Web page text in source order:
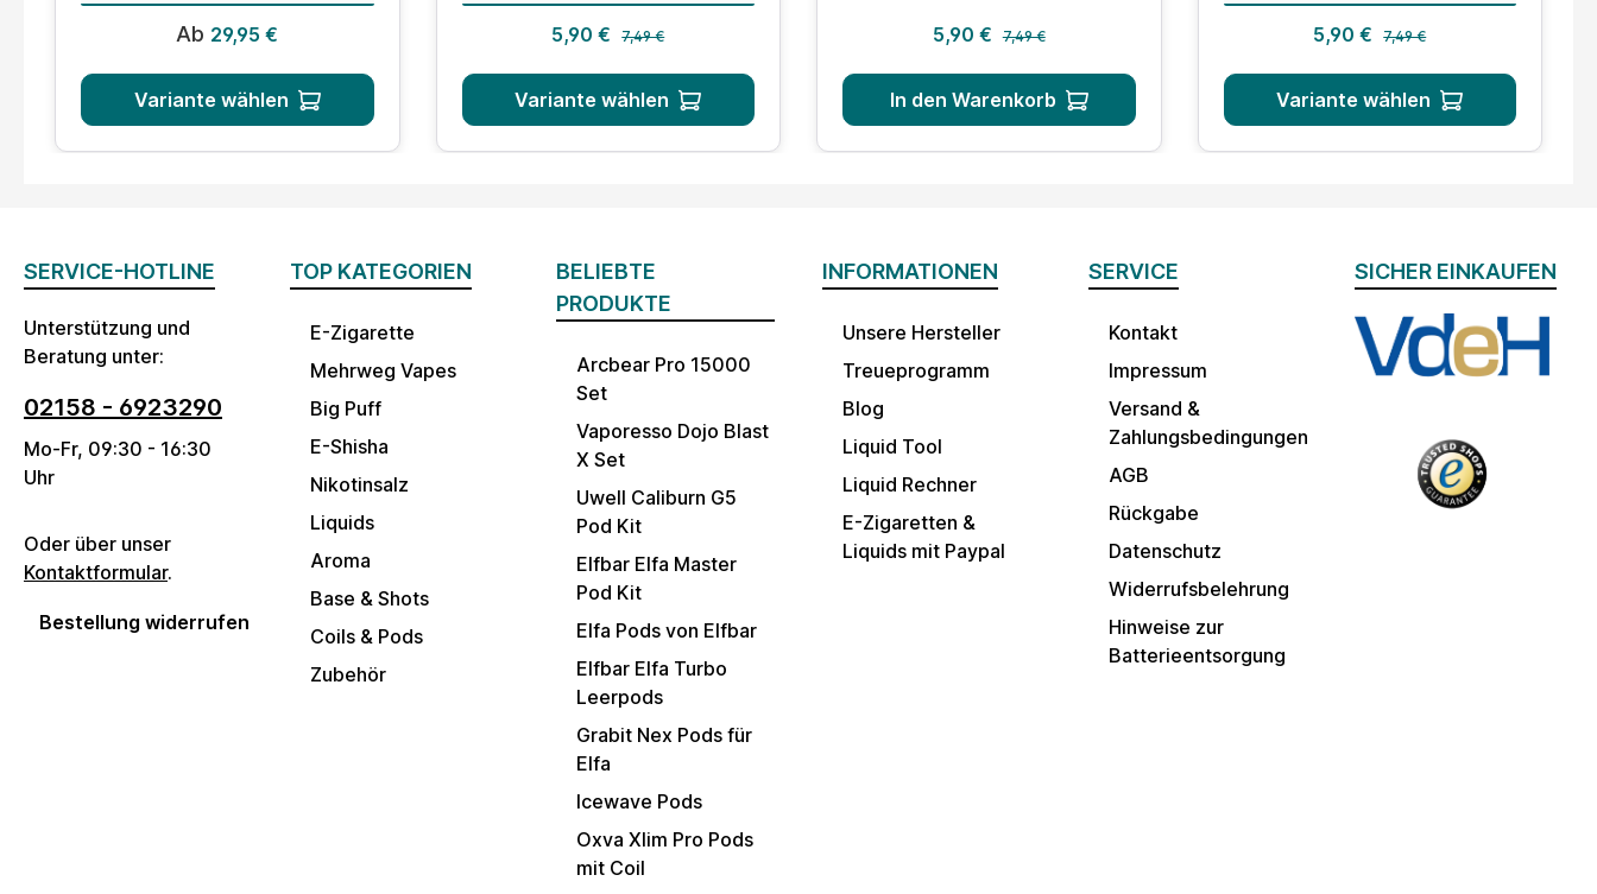
Regulärer Preis:
Ab 29,95 €
Variante wählen
Verkaufspreis:
5,90 € Regulärer Preis:
7,49 €
Variante wählen
Verkaufspreis:
5,90 € Regulärer Preis:
7,49 €
In den Warenkorb
Verkaufspreis:
5,90 € Regulärer Preis:
7,49 €
Variante wählen
SERVICE-HOTLINE
Unterstützung und
Beratung unter:
02158 - 6923290
Mo-Fr, 09:30 - 16:30
Uhr
Oder über unser
Kontaktformular.
Bestellung widerrufen
TOP KATEGORIEN
E-Zigarette
Mehrweg Vapes
Big Puff
E-Shisha
Nikotinsalz
Liquids
Aroma
Base & Shots
Coils & Pods
Zubehör
BELIEBTE
PRODUKTE
Arcbear Pro 15000
Set
Vaporesso Dojo Blast
X Set
Uwell Caliburn G5
Pod Kit
Elfbar Elfa Master
Pod Kit
Elfa Pods von Elfbar
Elfbar Elfa Turbo
Leerpods
Grabit Nex Pods für
Elfa
Icewave Pods
Oxva Xlim Pro Pods
mit Coil
INFORMATIONEN
Unsere Hersteller
Treueprogramm
Blog
Liquid Tool
Liquid Rechner
E-Zigaretten &
Liquids mit Paypal
SERVICE
Kontakt
Impressum
Versand &
Zahlungsbedingungen
AGB
Rückgabe
Datenschutz
Widerrufsbelehrung
Hinweise zur
Batterieentsorgung
SICHER EINKAUFEN